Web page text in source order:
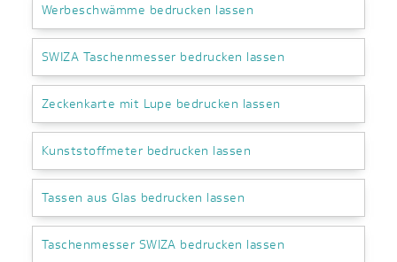
Werbeschwämme bedrucken lassen
SWIZA Taschenmesser bedrucken lassen
Zeckenkarte mit Lupe bedrucken lassen
Kunststoffmeter bedrucken lassen
Tassen aus Glas bedrucken lassen
Taschenmesser SWIZA bedrucken lassen